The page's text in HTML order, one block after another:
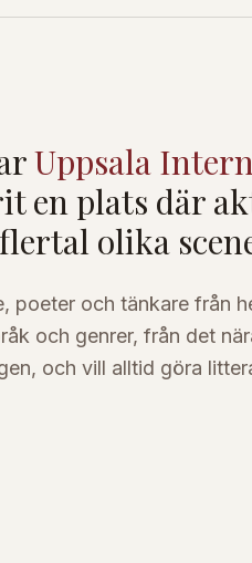
Uppsala
en plats där
olika
poeter och tänkare från
och genrer, från det
och vill alltid göra